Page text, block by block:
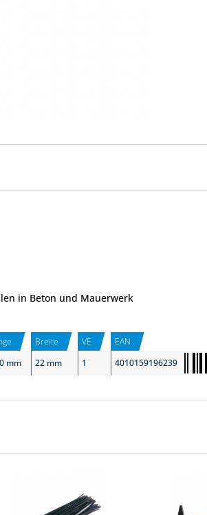
in Beton und Mauerwerk
Breite VE
EAN
mm 22 mm 1 4010159196239